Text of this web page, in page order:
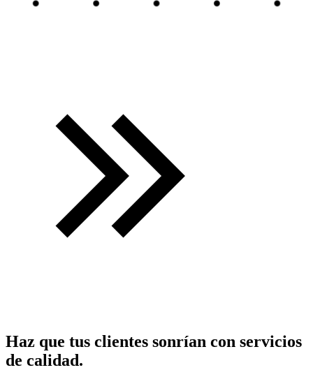
Haz que tus clientes sonrían con servicios
de calidad.